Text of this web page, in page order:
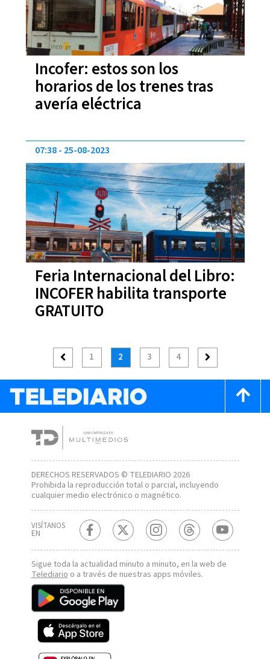
Incofer: estos son los
horarios de los trenes tras
avería eléctrica
Feria Internacional del Libro:
INCOFER habilita transporte
GRATUITO
07:38 25-08-2023
1 2 3 4
DERECHOS RESERVADOS © TELEDIARIO 2026
Prohibida la reproducción total o parcial, incluyendo
cualquier medio electrónico o magnético.
VISÍTANOS
EN
Sigue toda la actualidad minuto a minuto, en la web de
Telediario o a través de nuestras apps móviles.